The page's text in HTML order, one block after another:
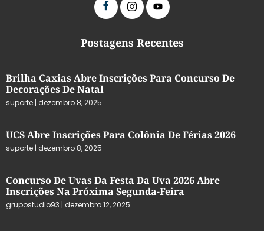
Postagens Recentes
Brilha Caxias Abre Inscrições Para Concurso De
Decorações De Natal
suporte dezembro 8, 2025
UCS Abre Inscrições Para Colônia De Férias 2026
suporte dezembro 8, 2025
Concurso De Uvas Da Festa Da Uva 2026 Abre
Inscrições Na Próxima Segunda-Feira
grupostudio93 dezembro 12, 2025